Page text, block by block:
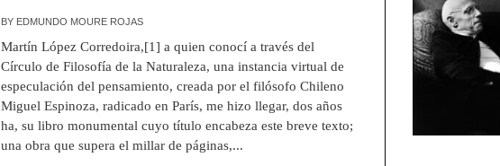
BY EDMUNDO MOURE ROJAS
Martín López Corredoira,[1] a quien conocí a través del
Círculo de Filosofía de la Naturaleza, una instancia virtual de
especulación del pensamiento, creada por el filósofo Chileno
Miguel Espinoza, radicado en París, me hizo llegar, dos años
ha, su libro monumental cuyo título encabeza este breve texto;
una obra que supera el millar de páginas,...